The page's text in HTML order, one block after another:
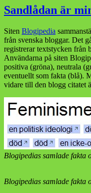
Sandlådan är
Siten Blogipedia
från svenska bloggar. Det
registrerar textstycken från
Användarna på siten
positiva (gröna), neutrala
eventuellt som fakta (blå).
vidare till den blogg citatet
Blogipedias samlade fakta
Blogipedias samlade fakta